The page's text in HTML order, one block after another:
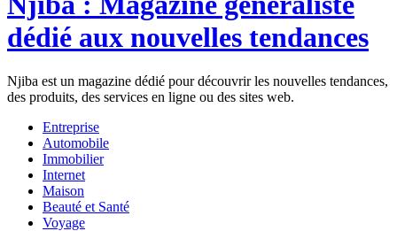
dédié aux nouvelles tendances
Njiba est un magazine dédié pour découvrir les nouvelles tendances,
des produits, des services en ligne ou des sites web.
Entreprise
Automobile
Immobilier
Internet
Maison
Beauté et Santé
Voyage